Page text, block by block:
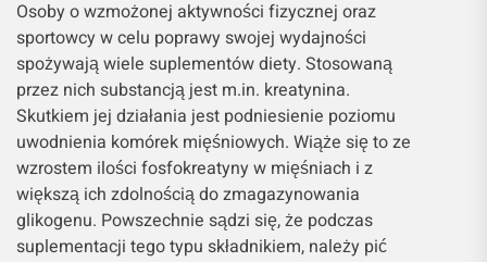
Osoby o wzmożonej aktywności fizycznej oraz
sportowcy w celu poprawy swojej wydajności
spożywają wiele suplementów diety. Stosowaną
przez nich substancją jest m.in. kreatynina.
Skutkiem jej działania jest podniesienie poziomu
uwodnienia komórek mięśniowych. Wiąże się to ze
wzrostem ilości fosfokreatyny w mięśniach i z
większą ich zdolnością do zmagazynowania
glikogenu. Powszechnie sądzi się, że podczas
suplementacji tego typu składnikiem, należy pić